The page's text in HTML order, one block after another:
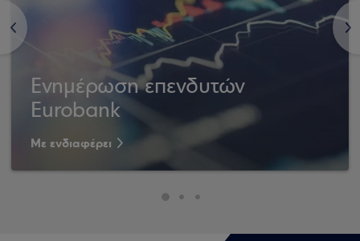
<
Ενημέρωση επενδυτών
Eurobank
Με ενδιαφέρει
>